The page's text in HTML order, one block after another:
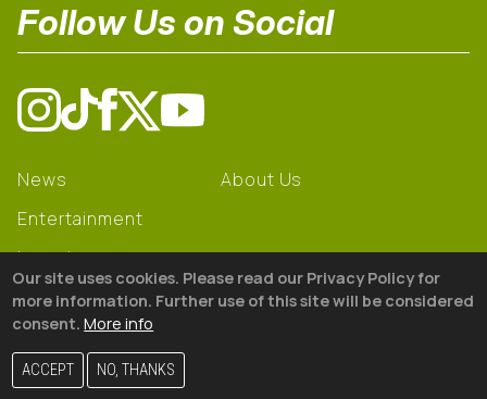
Follow Us on Social
News
Entertainment
Learning
Gear
About Us
© 2026 The18
Our site uses cookies. Please read our Privacy Policy for
more information. Further use of this site will be considered
consent. More info
ACCEPT NO, THANKS